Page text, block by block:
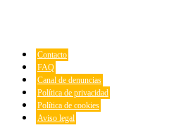
Contacto
FAQ
Canal de denuncias
Política de privacidad
Política de cookies
Aviso legal